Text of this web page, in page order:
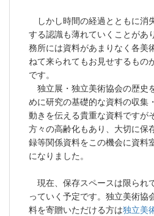
しかし時間の経過とともに消
する認識も薄れていくことがあ
務所には資料があまりなく各美
ねて来られてもお見せするもの
です。
独立展・独立美術協会の歴史
めに研究の基礎的な資料の収集
動きを伝える貴重な資料ですが
方々の高齢化もあり、大切に保
録等関係資料をこの機会に資料
になりました。
現在、保存スペースは限られ
っていく予定です。独立美術協
料を寄贈いただける方は独立美